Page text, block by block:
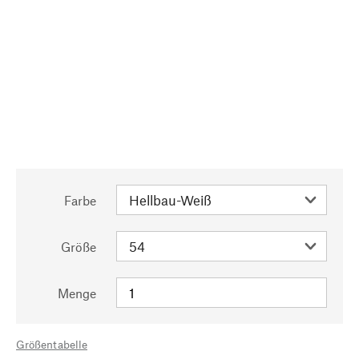
Farbe
Größe
Menge
Größentabelle